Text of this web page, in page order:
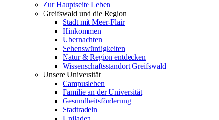
Zur Hauptseite Leben
Greifswald und die Region
Stadt mit Meer-Flair
Hinkommen
Übernachten
Sehenswürdigkeiten
Natur & Region entdecken
Wissenschaftsstandort Greifswald
Unsere Universität
Campusleben
Familie an der Universität
Gesundheitsförderung
Stadtradeln
Uniladen